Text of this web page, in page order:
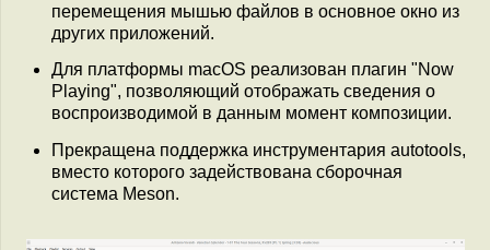
перемещения мышью файлов в основное окно из
других приложений.
Для платформы macOS реализован плагин "Now
Playing", позволяющий отображать сведения о
воспроизводимой в данным момент композиции.
Прекращена поддержка инструментария autotools,
вместо которого задействована сборочная
система Meson.